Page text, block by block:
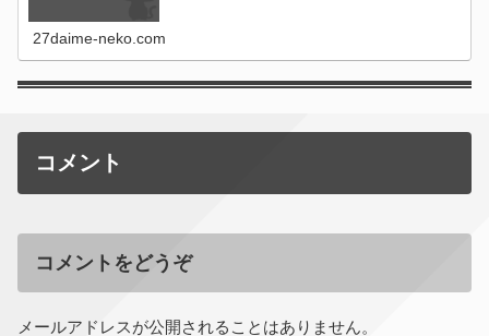
27daime-neko.com
コメント
コメントをどうぞ
メールアドレスが公開されることはありません。